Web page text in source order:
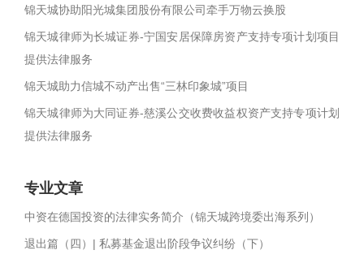
锦天城协助阳光城集团股份有限公司牵手万物云换股
锦天城律师为长城证券-宁国安居保障房资产支持专项计划项目
提供法律服务
锦天城助力信城不动产出售“三林印象城”项目
锦天城律师为大同证券-慈溪公交收费收益权资产支持专项计划
提供法律服务
专业文章
中资在德国投资的法律实务简介（锦天城跨境委出海系列）
退出篇（四）| 私募基金退出阶段争议纠纷（下）